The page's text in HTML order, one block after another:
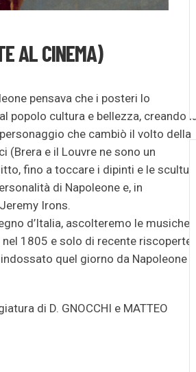
AL CINEMA)
pensava che i posteri lo
popolo cultura e bellezza, creando
che cambiò il volto della
(Brera e il Louvre ne sono un
fino a toccare i dipinti e le
di Napoleone e, in
Irons.
d’Italia, ascolteremo le musiche
1805 e solo di recente riscoperte
quel giorno da Napoleone e
di D. GNOCCHI e MATTEO